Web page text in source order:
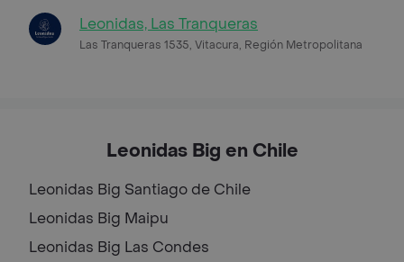
Leonidas, Las Tranqueras
Las Tranqueras 1535, Vitacura, Región Metropolitana
Leonidas Big en Chile
Leonidas Big Santiago de Chile
Leonidas Big Maipu
Leonidas Big Las Condes